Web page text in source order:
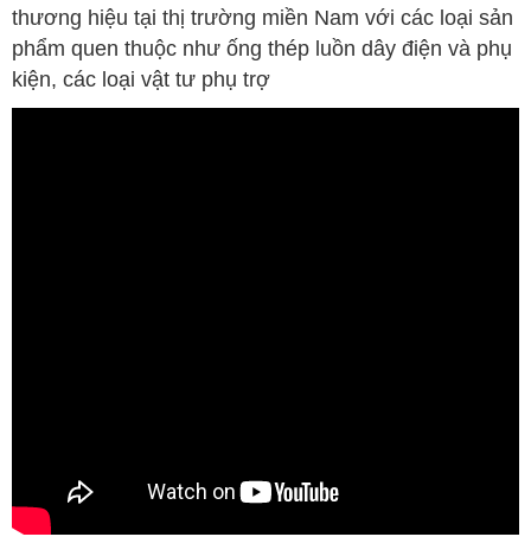
thương hiệu tại thị trường miền Nam với các loại sản
phẩm quen thuộc như ống thép luồn dây điện và phụ
kiện, các loại vật tư phụ trợ